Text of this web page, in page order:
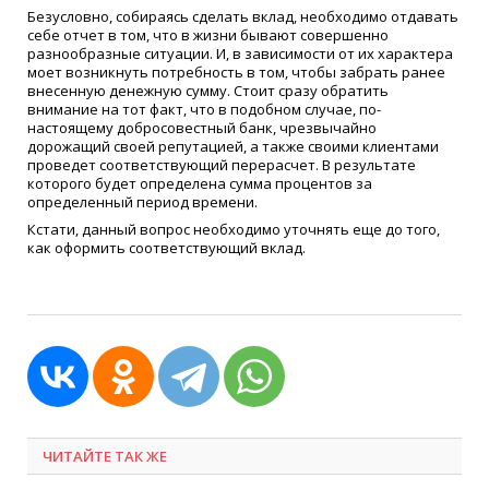
Безусловно, собираясь сделать вклад, необходимо отдавать
себе отчет в том, что в жизни бывают совершенно
разнообразные ситуации. И, в зависимости от их характера
моет возникнуть потребность в том, чтобы забрать ранее
внесенную денежную сумму. Стоит сразу обратить
внимание на тот факт, что в подобном случае, по-
настоящему добросовестный банк, чрезвычайно
дорожащий своей репутацией, а также своими клиентами
проведет соответствующий перерасчет. В результате
которого будет определена сумма процентов за
определенный период времени.
Кстати, данный вопрос необходимо уточнять еще до того,
как оформить соответствующий вклад.
ЧИТАЙТЕ ТАК ЖЕ